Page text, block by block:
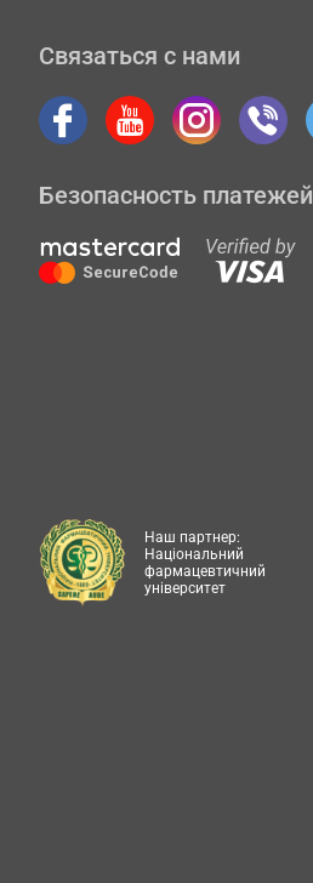
Связаться с нами
Безопасность платежей
Наш партнер:
Національний
фармацевтичний
університет